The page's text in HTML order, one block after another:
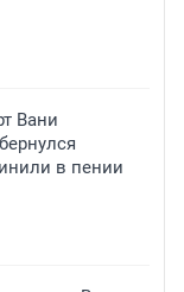
Вани
в пении